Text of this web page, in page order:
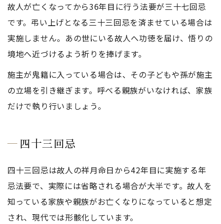
故人が亡くなってから36年目に行う法要が三十七回忌
です。弔い上げとなる三十三回忌を済ませている場合は
実施しません。あの世にいる故人へ功徳を届け、悟りの
境地へ近づけるよう祈りを捧げます。
施主が鬼籍に入っている場合は、その子どもや孫が施主
の立場を引き継ぎます。呼べる親族がいなければ、家族
だけで執り行いましょう。
四十三回忌
四十三回忌は故人の祥月命日から42年目に実施する年
忌法要で、実際には省略される場合が大半です。故人を
知っている家族や親族がお亡くなりになっていると想定
され、現代では形骸化しています。